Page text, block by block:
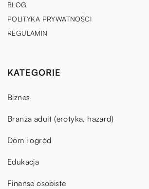
BLOG
POLITYKA PRYWATNOŚCI
REGULAMIN
KATEGORIE
Biznes
Branża adult (erotyka, hazard)
Dom i ogród
Edukacja
Finanse osobiste